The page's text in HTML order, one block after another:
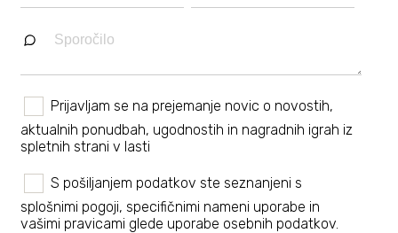
Prijavljam se na prejemanje novic o novostih,
aktualnih ponudbah, ugodnostih in nagradnih igrah iz
spletnih strani v lasti
S pošiljanjem podatkov ste seznanjeni s
splošnimi pogoji, specifičnimi nameni uporabe in
vašimi pravicami glede uporabe osebnih podatkov.